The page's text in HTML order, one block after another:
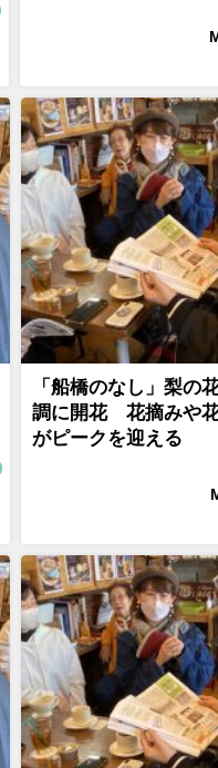
「船橋のなし」梨の
調に開花 花摘みや
がピークを迎える